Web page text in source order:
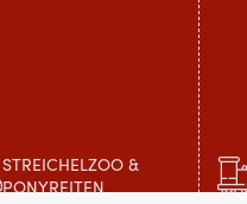
STREICHELZOO &
PONYREITEN